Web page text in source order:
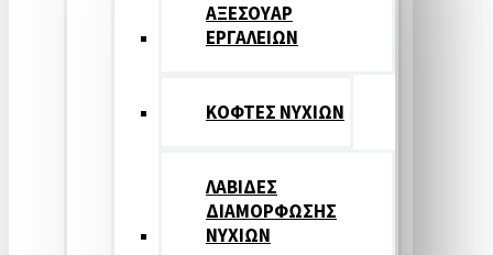
ΑΞΕΣΟΥΑΡ
ΕΡΓΑΛΕΙΩΝ
ΚΟΦΤΕΣ ΝΥΧΙΩΝ
ΛΑΒΙΔΕΣ
ΔΙΑΜΟΡΦΩΣΗΣ
ΝΥΧΙΩΝ